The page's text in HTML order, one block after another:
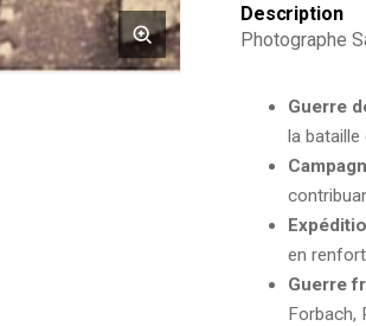
-
de
-
de
Description
Photographe
Guerre
la bataille
en
Guerre
Forbach,